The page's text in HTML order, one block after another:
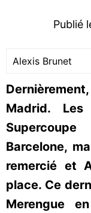
Publié
Alexis Brunet
Madrid.
Barcelone,
remercié et
place. Ce
Merengue